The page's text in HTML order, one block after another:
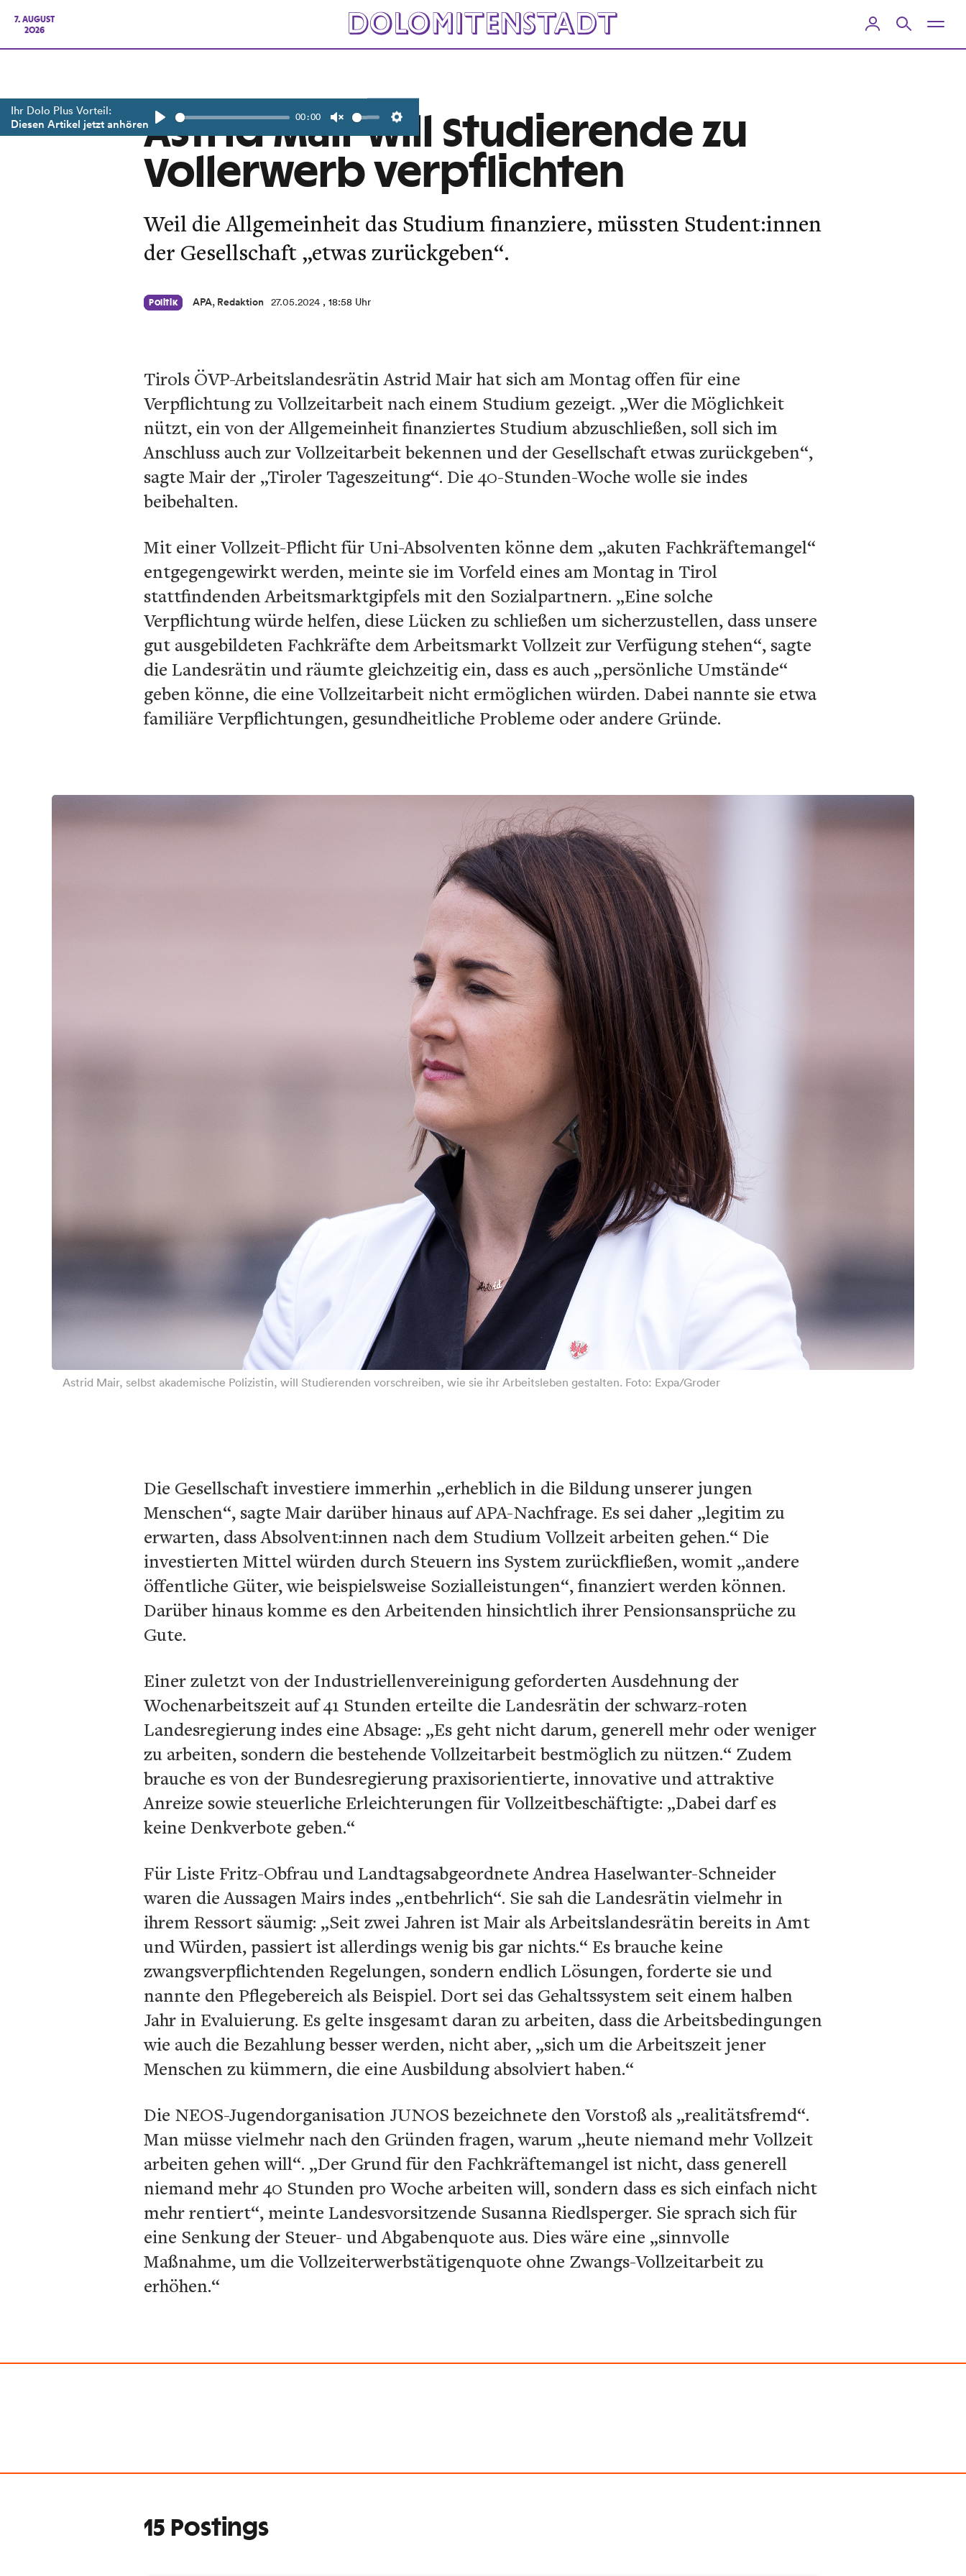
7. AUGUST
2026
Ihr Dolo Plus Vorteil:
Diesen Artikel jetzt anhören 00:00
Astrid Mair will Studierende zu
Vollerwerb verpflichten
Weil die Allgemeinheit das Studium finanziere, müssten Student:innen
der Gesellschaft „etwas zurückgeben“.
Politik APA, Redaktion 27.05.2024 , 18:58 Uhr
Tirols ÖVP-Arbeitslandesrätin Astrid Mair hat sich am Montag offen für eine
Verpflichtung zu Vollzeitarbeit nach einem Studium gezeigt. „Wer die Möglichkeit
nützt, ein von der Allgemeinheit finanziertes Studium abzuschließen, soll sich im
Anschluss auch zur Vollzeitarbeit bekennen und der Gesellschaft etwas zurückgeben“,
sagte Mair der „Tiroler Tageszeitung“. Die 40-Stunden-Woche wolle sie indes
beibehalten.
Mit einer Vollzeit-Pflicht für Uni-Absolventen könne dem „akuten Fachkräftemangel“
entgegengewirkt werden, meinte sie im Vorfeld eines am Montag in Tirol
stattfindenden Arbeitsmarktgipfels mit den Sozialpartnern. „Eine solche
Verpflichtung würde helfen, diese Lücken zu schließen um sicherzustellen, dass unsere
gut ausgebildeten Fachkräfte dem Arbeitsmarkt Vollzeit zur Verfügung stehen“, sagte
die Landesrätin und räumte gleichzeitig ein, dass es auch „persönliche Umstände“
geben könne, die eine Vollzeitarbeit nicht ermöglichen würden. Dabei nannte sie etwa
familiäre Verpflichtungen, gesundheitliche Probleme oder andere Gründe.
Astrid Mair, selbst akademische Polizistin, will Studierenden vorschreiben, wie sie ihr Arbeitsleben gestalten. Foto: Expa/Groder
Die Gesellschaft investiere immerhin „erheblich in die Bildung unserer jungen
Menschen“, sagte Mair darüber hinaus auf APA-Nachfrage. Es sei daher „legitim zu
erwarten, dass Absolvent:innen nach dem Studium Vollzeit arbeiten gehen.“ Die
investierten Mittel würden durch Steuern ins System zurückfließen, womit „andere
öffentliche Güter, wie beispielsweise Sozialleistungen“, finanziert werden können.
Darüber hinaus komme es den Arbeitenden hinsichtlich ihrer Pensionsansprüche zu
Gute.
Einer zuletzt von der Industriellenvereinigung geforderten Ausdehnung der
Wochenarbeitszeit auf 41 Stunden erteilte die Landesrätin der schwarz-roten
Landesregierung indes eine Absage: „Es geht nicht darum, generell mehr oder weniger
zu arbeiten, sondern die bestehende Vollzeitarbeit bestmöglich zu nützen.“ Zudem
brauche es von der Bundesregierung praxisorientierte, innovative und attraktive
Anreize sowie steuerliche Erleichterungen für Vollzeitbeschäftigte: „Dabei darf es
keine Denkverbote geben.“
Für Liste Fritz-Obfrau und Landtagsabgeordnete Andrea Haselwanter-Schneider
waren die Aussagen Mairs indes „entbehrlich“. Sie sah die Landesrätin vielmehr in
ihrem Ressort säumig: „Seit zwei Jahren ist Mair als Arbeitslandesrätin bereits in Amt
und Würden, passiert ist allerdings wenig bis gar nichts.“ Es brauche keine
zwangsverpflichtenden Regelungen, sondern endlich Lösungen, forderte sie und
nannte den Pflegebereich als Beispiel. Dort sei das Gehaltssystem seit einem halben
Jahr in Evaluierung. Es gelte insgesamt daran zu arbeiten, dass die Arbeitsbedingungen
wie auch die Bezahlung besser werden, nicht aber, „sich um die Arbeitszeit jener
Menschen zu kümmern, die eine Ausbildung absolviert haben.“
Die NEOS-Jugendorganisation JUNOS bezeichnete den Vorstoß als „realitätsfremd“.
Man müsse vielmehr nach den Gründen fragen, warum „heute niemand mehr Vollzeit
arbeiten gehen will“. „Der Grund für den Fachkräftemangel ist nicht, dass generell
niemand mehr 40 Stunden pro Woche arbeiten will, sondern dass es sich einfach nicht
mehr rentiert“, meinte Landesvorsitzende Susanna Riedlsperger. Sie sprach sich für
eine Senkung der Steuer- und Abgabenquote aus. Dies wäre eine „sinnvolle
Maßnahme, um die Vollzeiterwerbstätigenquote ohne Zwangs-Vollzeitarbeit zu
erhöhen.“
15 Postings